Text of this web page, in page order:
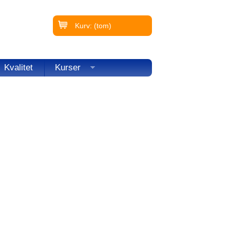
Kurv: (tom)
Kvalitet Kurser